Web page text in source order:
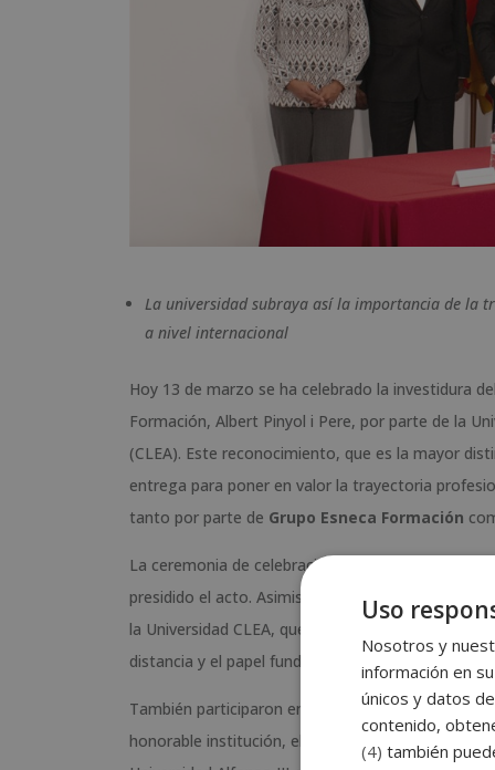
La universidad subraya así la importancia de la
a nivel internacional
Hoy 13 de marzo se ha celebrado la investidura
Formación, Albert Pinyol i Pere, por parte de la
(CLEA). Este reconocimiento, que es la mayor
entrega para poner en valor la trayectoria
tanto por parte de Grupo Esneca Formación
La ceremonia de celebración ha contado con la
presidido el acto. Asimismo, también ha
la Universidad CLEA, que ha elogiado
la labor de
distancia y el papel fundamental que desempeña
También participaron en el acto la Señora
honorable institución, el Señor Don Alejandro
Uso
Nosotros y
información en
únicos y datos
contenido,
(4) también